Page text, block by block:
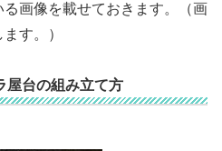
画像を載せておきます。（画
す。）
屋台の組み立て方